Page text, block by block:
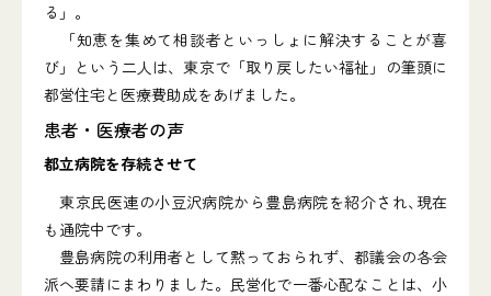
る」。
「知恵を集めて相談者といっしょに解決することが喜
び」という二人は、東京で「取り戻したい福祉」の筆頭に
都営住宅と医療費助成をあげました。
患者・医療者の声
都立病院を存続させて
東京民医連の小豆沢病院から豊島病院を紹介され､現在
も通院中です｡
豊島病院の利用者として黙っておられず、都議会の各会
派へ要請にまわりました。民営化で一番心配なことは、小